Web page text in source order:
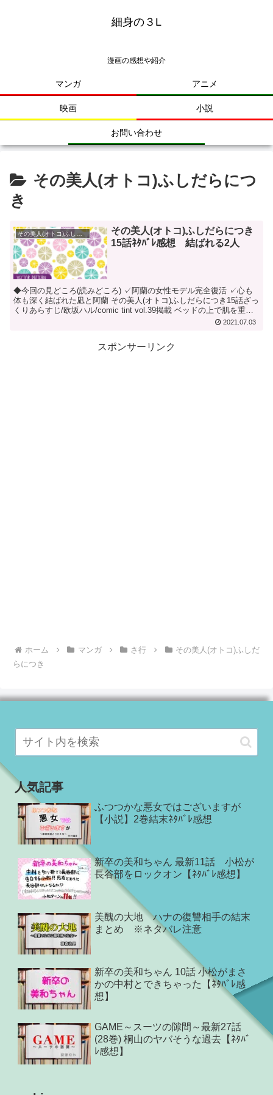
細身の３L
漫画の感想や紹介
マンガ アニメ
映画 小説
お問い合わせ
その美人(オトコ)ふしだらにつ
き
その美人(オトコ)ふしだらにつき
その美人(オトコ)ふしだらにつき
15話ﾈﾀﾊﾞﾚ感想 結ばれる2人
◆今回の見どころ(読みどころ) ✓阿蘭の女性モデル完全復活 ✓心も
体も深く結ばれた凪と阿蘭 その美人(オトコ)ふしだらにつき15話ざっ
くりあらすじ/欧坂ハル/comic tint vol.39掲載 ベッドの上で肌を重ね
2021.07.03
スポンサーリンク
ホーム マンガ さ行
その美人(オトコ)ふしだ
らにつき
人気記事
ふつつかな悪女ではございますが
【小説】2巻結末ﾈﾀﾊﾞﾚ感想
新卒の美和ちゃん 最新11話 小松が
長谷部をロックオン【ﾈﾀﾊﾞﾚ感想】
美醜の大地 ハナの復讐相手の結末
まとめ ※ネタバレ注意
新卒の美和ちゃん 10話 小松がまさ
かの中村とできちゃった【ﾈﾀﾊﾞﾚ感
想】
GAME～スーツの隙間～最新27話
(28巻) 桐山のヤバそうな過去【ﾈﾀﾊﾞ
ﾚ感想】